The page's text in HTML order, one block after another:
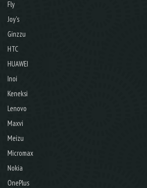
Fly
Joy's
Ginzzu
HTC
HUAWEI
Inoi
Keneksi
Lenovo
Maxvi
Meizu
Micromax
Nokia
OnePlus